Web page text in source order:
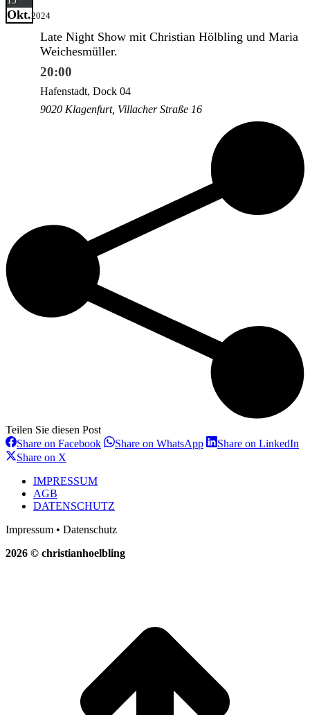
Okt.2024
Late Night Show mit Christian Hölbling und Maria
Weichesmüller.
20:00
Hafenstadt, Dock 04
9020 Klagenfurt, Villacher Straße 16
Teilen Sie diesen Post
Share on FacebookShareShare on WhatsAppShareShare on LinkedIn
Share on X
X
IMPRESSUM
AGB
DATENSCHUTZ
Impressum • Datenschutz
2026 © christianhoelbling